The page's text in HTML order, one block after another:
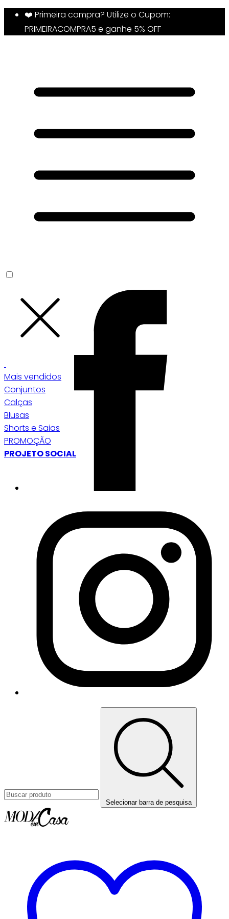
❤️ Primeira compra? Utilize o Cupom:
PRIMEIRACOMPRA5 e ganhe 5% OFF
Mais vendidos
Conjuntos
Calças
Blusas
Shorts e Saias
PROMOÇÃO
PROJETO SOCIAL
Selecionar barra de pesquisa